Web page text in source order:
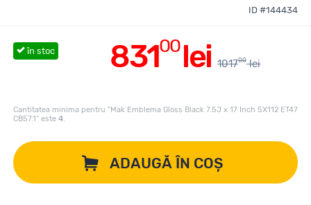
ID #144434
83100lei 101700 lei
în stoc
Cantitatea minima pentru "Mak Emblema Gloss Black 7.5J x 17 Inch 5X112 ET47
CB57.1" este 4.
ADAUGĂ ÎN COȘ